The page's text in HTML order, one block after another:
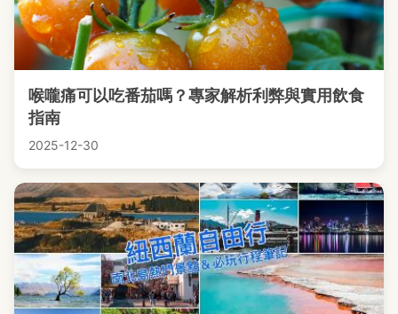
喉嚨痛可以吃番茄嗎？專家解析利弊與實用飲食
指南
2025-12-30